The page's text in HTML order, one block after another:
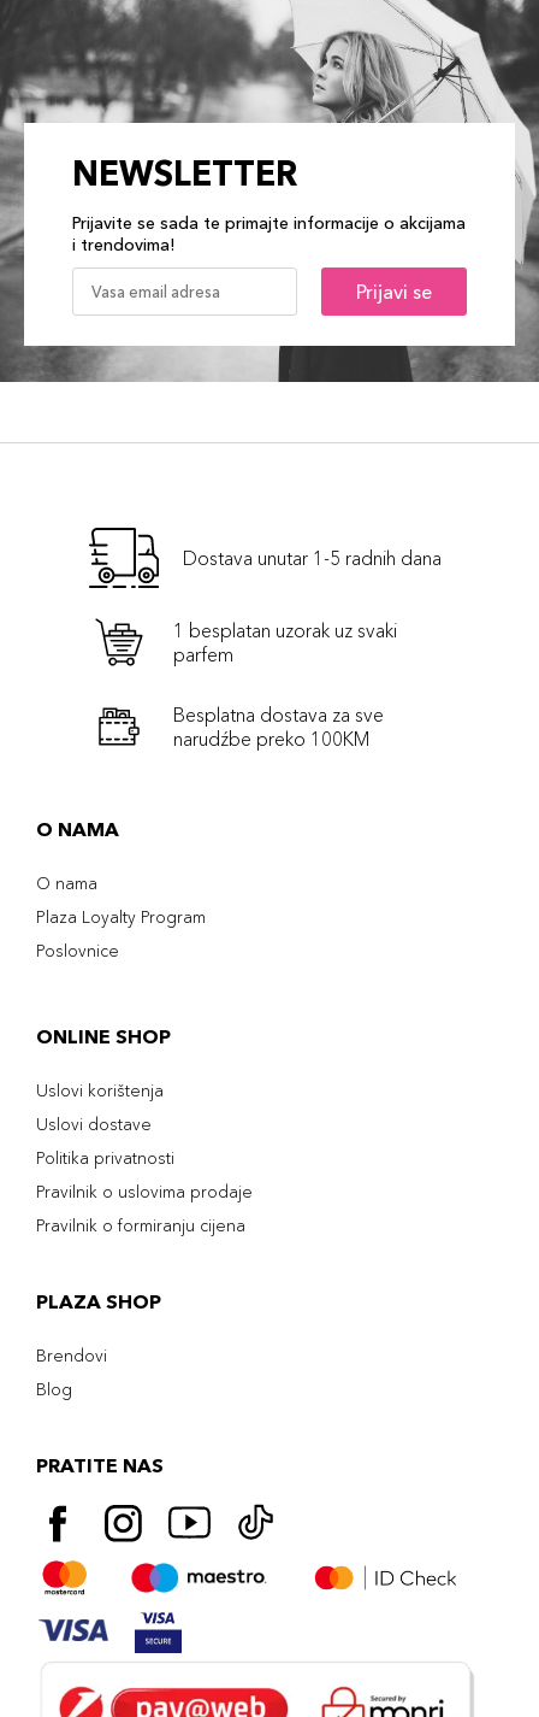
NEWSLETTER
Prijavite se sada te primajte informacije o akcijama
i trendovima!
Prijavi se
Dostava unutar 1-5 radnih dana
1 besplatan uzorak uz svaki
parfem
Besplatna dostava za sve
narudźbe preko 100KM
O NAMA
O nama
Plaza Loyalty Program
Poslovnice
ONLINE SHOP
Uslovi korištenja
Uslovi dostave
Politika privatnosti
Pravilnik o uslovima prodaje
Pravilnik o formiranju cijena
PLAZA SHOP
Brendovi
Blog
PRATITE NAS